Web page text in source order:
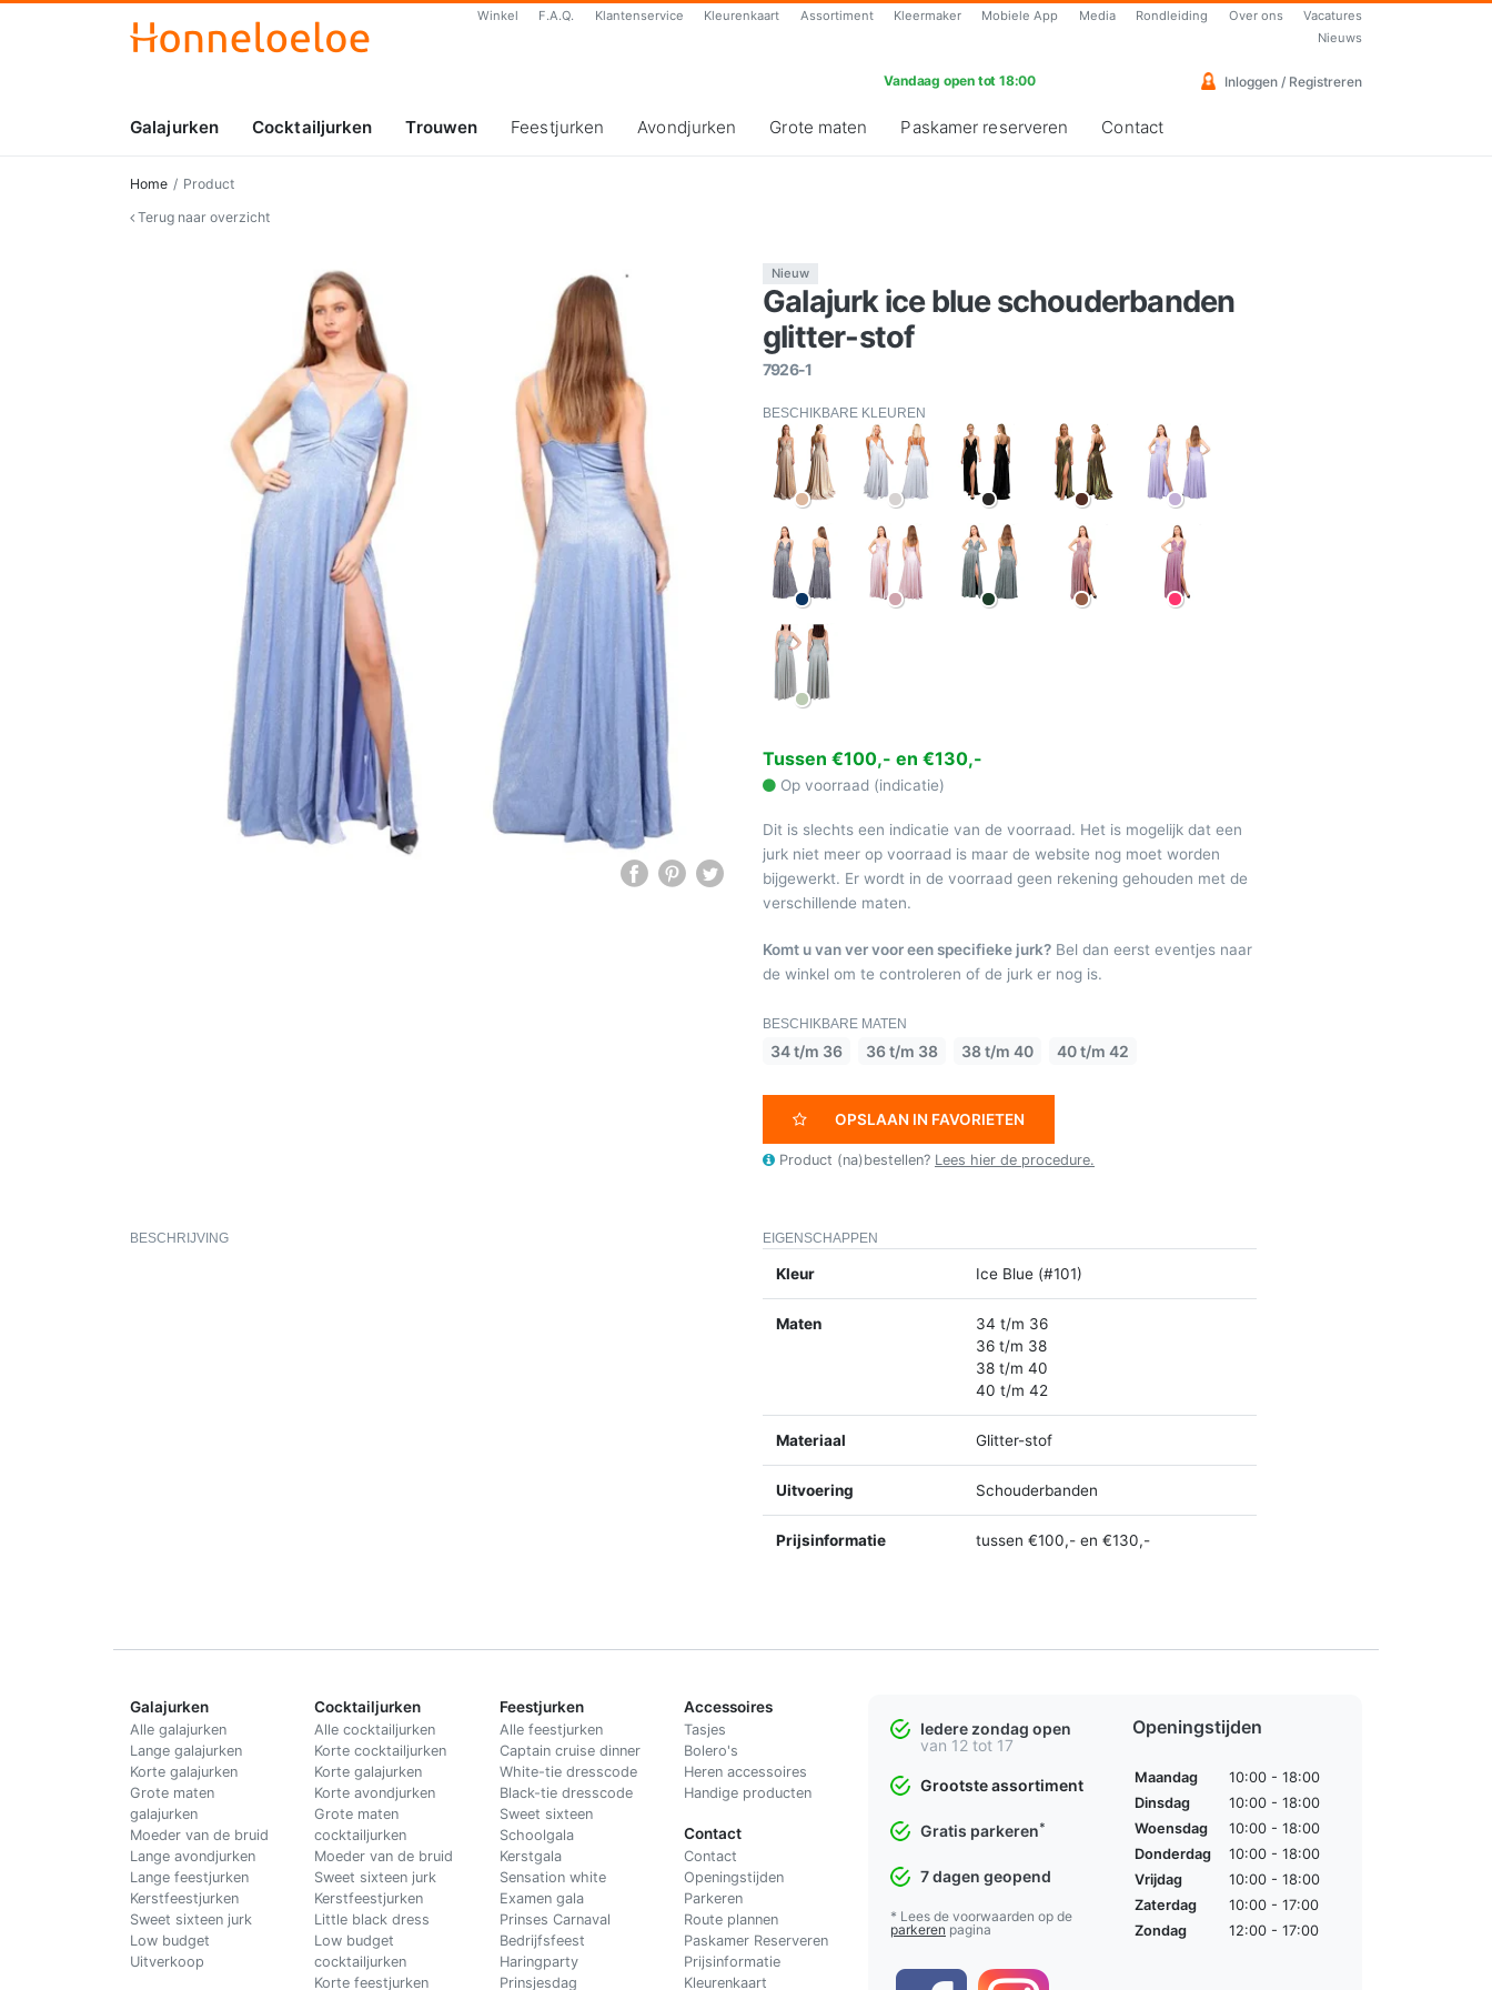
Winkel F.A.Q. Klantenservice Kleurenkaart Assortiment Kleermaker Mobiele App Media Rondleiding Over ons
Vacatures
Nieuws
Vandaag open tot 18:00 Inloggen / Registreren
Galajurken Cocktailjurken Trouwen Feestjurken Avondjurken Grote maten Paskamer reserveren Contact
Home
Product
Terug naar overzicht
Nieuw
Galajurk ice blue schouderbanden
glitter-stof
7926-1
BESCHIKBARE KLEUREN
Tussen €100,- en €130,-
Op voorraad (indicatie)
Dit is slechts een indicatie van de voorraad. Het is mogelijk dat een
jurk niet meer op voorraad is maar de website nog moet worden
bijgewerkt. Er wordt in de voorraad geen rekening gehouden met de
verschillende maten.
Komt u van ver voor een specifieke jurk? Bel dan eerst eventjes naar
de winkel om te controleren of de jurk er nog is.
BESCHIKBARE MATEN
34 t/m 36 36 t/m 38 38 t/m 40 40 t/m 42
OPSLAAN IN FAVORIETEN
Product (na)bestellen? Lees hier de procedure.
BESCHRIJVING EIGENSCHAPPEN
Kleur Ice Blue (#101)
Maten
34 t/m 36
36 t/m 38
38 t/m 40
40 t/m 42
Materiaal Glitter-stof
Uitvoering Schouderbanden
Prijsinformatie tussen €100,- en €130,-
Galajurken
Alle galajurken
Lange galajurken
Korte galajurken
Grote maten
galajurken
Moeder van de bruid
Lange avondjurken
Lange feestjurken
Kerstfeestjurken
Sweet sixteen jurk
Low budget
Uitverkoop
Cocktailjurken
Alle cocktailjurken
Korte cocktailjurken
Korte galajurken
Korte avondjurken
Grote maten
cocktailjurken
Moeder van de bruid
Sweet sixteen jurk
Kerstfeestjurken
Little black dress
Low budget
cocktailjurken
Korte feestjurken
Feestjurken
Alle feestjurken
Captain cruise dinner
White-tie dresscode
Black-tie dresscode
Sweet sixteen
Schoolgala
Kerstgala
Sensation white
Examen gala
Prinses Carnaval
Bedrijfsfeest
Haringparty
Prinsjesdag
Accessoires
Tasjes
Bolero's
Heren accessoires
Handige producten
Contact
Contact
Openingstijden
Parkeren
Route plannen
Paskamer Reserveren
Prijsinformatie
Kleurenkaart
Iedere zondag open
van 12 tot 17
Grootste assortiment
Gratis parkeren*
7 dagen geopend
* Lees de voorwaarden op de
parkeren pagina
Openingstijden
Maandag
10:00 - 18:00
Dinsdag
10:00 - 18:00
Woensdag
10:00 - 18:00
Donderdag
10:00 - 18:00
Vrijdag
10:00 - 18:00
Zaterdag
10:00 - 17:00
Zondag
12:00 - 17:00